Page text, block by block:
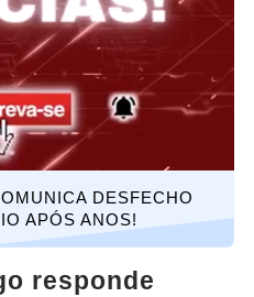
DESFECHO
APÓS ANOS!
responde